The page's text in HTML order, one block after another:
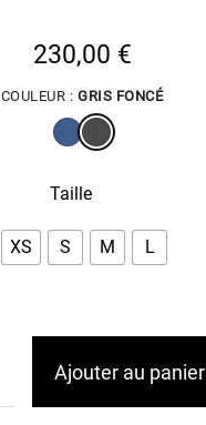
230,00 €
COULEUR : GRIS FONCÉ
Taille
XS S M L
Ajouter au panier